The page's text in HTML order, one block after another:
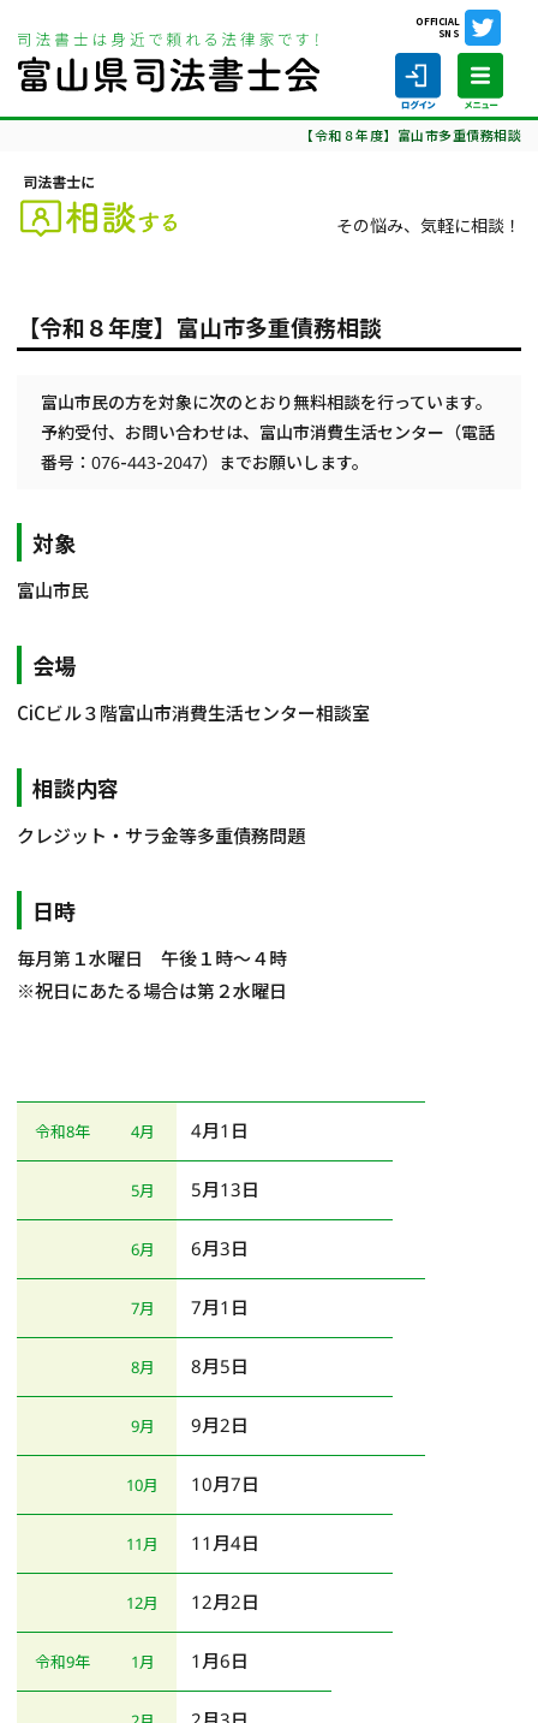
OFFICIAL
SNS
定期相談会
【令和８年度】富山市多重債務相談
その悩み、気軽に相談！
【令和８年度】富山市多重債務相談
富山市民の方を対象に次のとおり無料相談を行っています。
予約受付、お問い合わせは、富山市消費生活センター（電話
番号：076-443-2047）までお願いします。
対象
富山市民
会場
CiCビル３階富山市消費生活センター相談室
相談内容
クレジット・サラ金等多重債務問題
日時
毎月第１水曜日 午後１時～４時
※祝日にあたる場合は第２水曜日
令和8年 4月 4月1日
5月 5月13日
6月 6月3日
7月 7月1日
8月 8月5日
9月 9月2日
10月 10月7日
11月 11月4日
12月 12月2日
令和9年 1月 1月6日
司法書士の仕事
司法書士を探す
司法書士に相談する